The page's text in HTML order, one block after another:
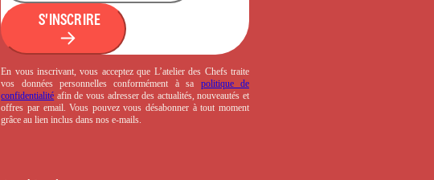
S'INSCRIRE
En vous inscrivant, vous acceptez que L’atelier des Chefs traite
vos données personnelles conformément à sa politique de
confidentialité afin de vous adresser des actualités, nouveautés et
offres par email. Vous pouvez vous désabonner à tout moment
grâce au lien inclus dans nos e-mails.